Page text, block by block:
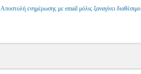
Αποστολή ενημέρωσης με email μόλις ξαναγίνει διαθέσιμο